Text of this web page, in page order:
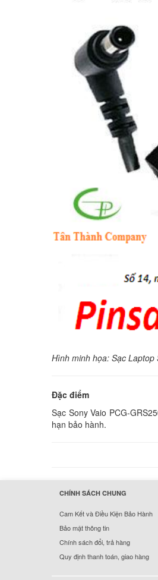
Hình minh họa: Sạc
Đặc điểm
Sạc Sony Vaio PCG-
hạn bảo hành.
CHÍNH SÁCH CHUNG
Cam Kết và Điều Kiện Bảo Hành
Bảo mật thông tin
Chính sách đổi, trả hàng
Quy định thanh toán, giao hàng